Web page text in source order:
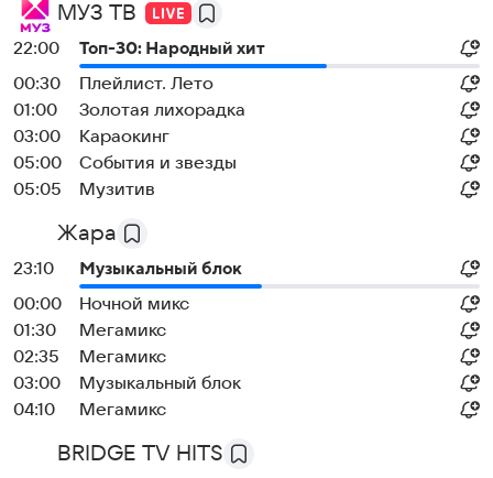
МУЗ ТВ
22:00
Топ-30: Народный хит
00:30
Плейлист. Лето
01:00
Золотая лихорадка
03:00
Караокинг
05:00
Cобытия и звeзды
05:05
Музитив
Жара
23:10
Музыкальный блок
00:00
Ночной микс
01:30
Мегамикс
02:35
Мегамикс
03:00
Музыкальный блок
04:10
Мегамикс
BRIDGE TV HITS